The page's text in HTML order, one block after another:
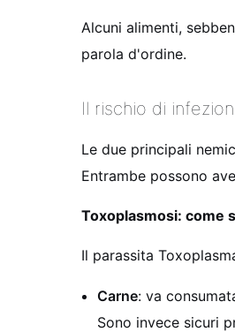
Alcuni alimenti,
parola d'ordine.
Il rischio di
Le due principali
Entrambe possono
Toxoplasmosi: come
Il parassita
Carne: va
Sono invece sicuri